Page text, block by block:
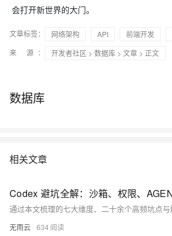
会打开新世界的大门。
文章标签： 网络架构 API 前端开发
来 源：
开发者社区 > 数据库 > 文章 > 正文
数据库
相关文章
无雨云 634